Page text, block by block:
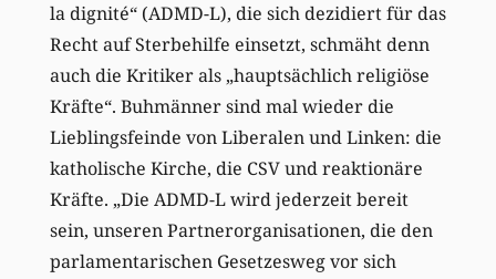
la dignité“ (ADMD-L), die sich dezidiert für das
Recht auf Sterbehilfe einsetzt, schmäht denn
auch die Kritiker als „hauptsächlich religiöse
Kräfte“. Buhmänner sind mal wieder die
Lieblingsfeinde von Liberalen und Linken: die
katholische Kirche, die CSV und reaktionäre
Kräfte. „Die ADMD-L wird jederzeit bereit
sein, unseren Partnerorganisationen, die den
parlamentarischen Gesetzesweg vor sich